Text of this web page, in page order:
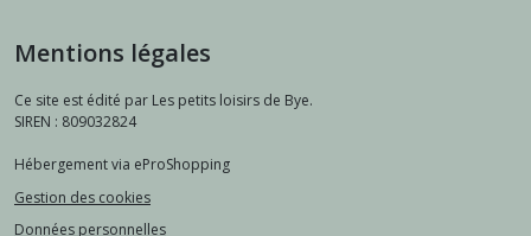
Mentions légales
Ce site est édité par Les petits loisirs de Bye.
SIREN : 809032824
Hébergement via eProShopping
Gestion des cookies
Données personnelles